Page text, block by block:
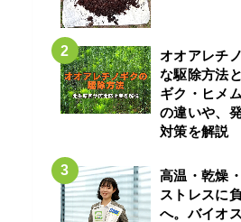
オオアレチ
な駆除方法
ギク・ヒメ
の違いや、
対策を解説
高温・乾燥
ストレスに
へ。バイオ